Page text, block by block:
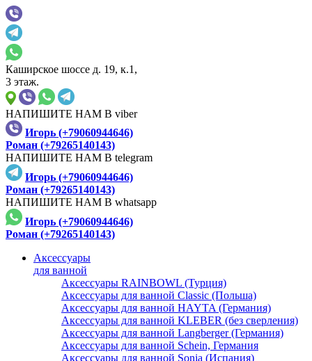
Каширское шоссе д. 19, к.1,
3 этаж.
НАПИШИТЕ НАМ В viber
Игорь (+79060944646)
Роман (+79265140143)
НАПИШИТЕ НАМ В telegram
Игорь (+79060944646)
Роман (+79265140143)
НАПИШИТЕ НАМ В whatsapp
Игорь (+79060944646)
Роман (+79265140143)
Аксессуары
для ванной
Аксессуары RAINBOWL (Турция)
Аксессуары для ванной Classic (Польша)
Аксессуары для ванной HAYTA (Германия)
Аксессуары для ванной KLEBER (без сверления)
Аксессуары для ванной Langberger (Германия)
Аксессуары для ванной Schein, Германия
Аксессуары для ванной Sonia (Испания)